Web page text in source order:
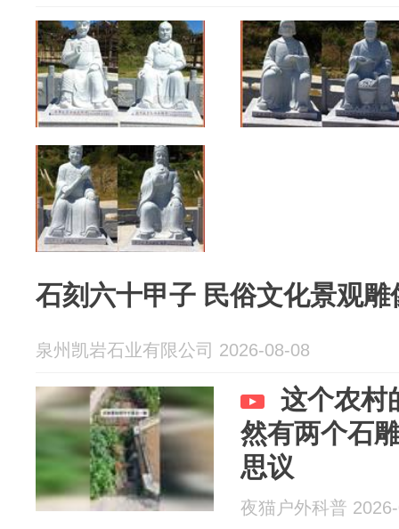
石刻六十甲子 民俗文化景观雕
泉州凯岩石业有限公司 2026-08-08
这个农村
然有两个石
思议
夜猫户外科普